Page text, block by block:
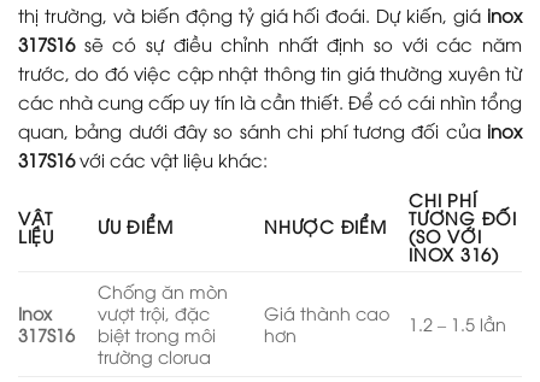
thị trường, và biến động tỷ giá hối đoái. Dự kiến, giá inox
317S16sẽ có sự điều chỉnh nhất định so với các năm
trước, do đó việc cập nhật thông tin giá thường xuyên từ
các nhà cung cấp uy tín là cần thiết. Để có cái nhìn tổng
quan, bảng dưới đây so sánh chi phí tương đối của inox
317S16với các vật liệu khác:
VẬT
LIỆU ƯU ĐIỂM NHƯỢC ĐIỂM
CHI PHÍ
TƯƠNG ĐỐI
(SO VỚI
INOX 316)
Inox
317S16
Chống ăn mòn
vượt trội, đặc
biệt trong môi
trường clorua
Giá thành cao
hơn
1.2 – 1.5 lần